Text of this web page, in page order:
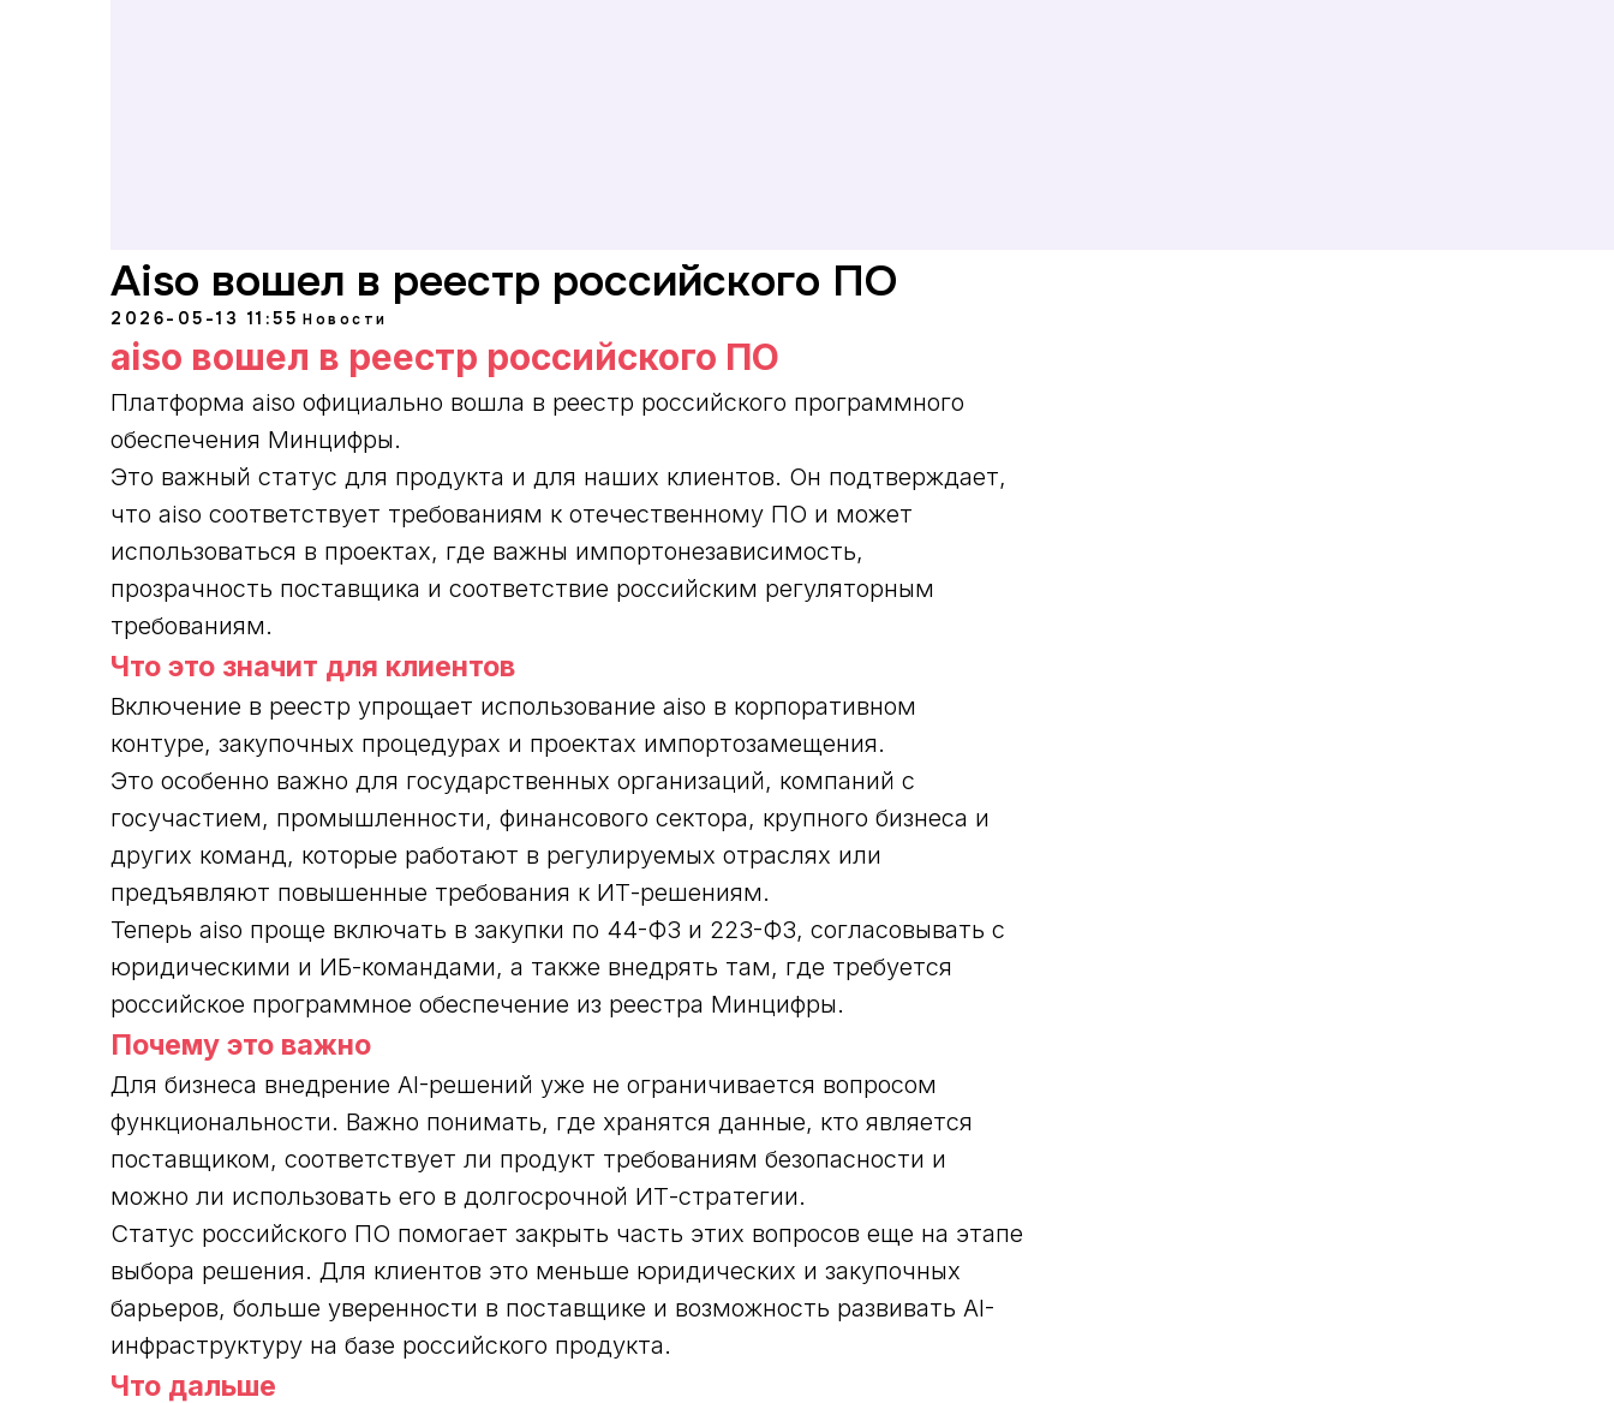
Aiso вошел в реестр российского ПО
2026-05-13 11:55 Новости
aiso вошел в реестр российского ПО
Платформа aiso официально вошла в реестр российского программного
обеспечения Минцифры.
Это важный статус для продукта и для наших клиентов. Он подтверждает,
что aiso соответствует требованиям к отечественному ПО и может
использоваться в проектах, где важны импортонезависимость,
прозрачность поставщика и соответствие российским регуляторным
требованиям.
Что это значит для клиентов
Включение в реестр упрощает использование aiso в корпоративном
контуре, закупочных процедурах и проектах импортозамещения.
Это особенно важно для государственных организаций, компаний с
госучастием, промышленности, финансового сектора, крупного бизнеса и
других команд, которые работают в регулируемых отраслях или
предъявляют повышенные требования к ИТ-решениям.
Теперь aiso проще включать в закупки по 44-ФЗ и 223-ФЗ, согласовывать с
юридическими и ИБ-командами, а также внедрять там, где требуется
российское программное обеспечение из реестра Минцифры.
Почему это важно
Для бизнеса внедрение AI-решений уже не ограничивается вопросом
функциональности. Важно понимать, где хранятся данные, кто является
поставщиком, соответствует ли продукт требованиям безопасности и
можно ли использовать его в долгосрочной ИТ-стратегии.
Статус российского ПО помогает закрыть часть этих вопросов еще на этапе
выбора решения. Для клиентов это меньше юридических и закупочных
барьеров, больше уверенности в поставщике и возможность развивать AI-
инфраструктуру на базе российского продукта.
Что дальше